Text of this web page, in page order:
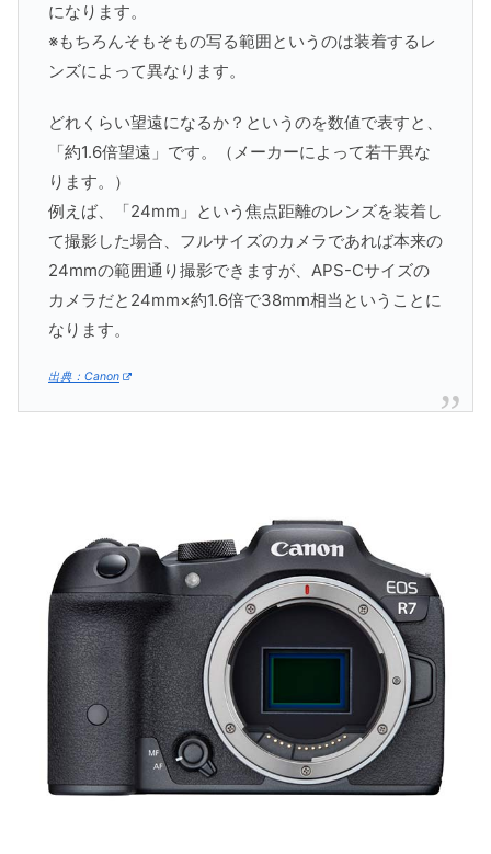
になります。
※もちろんそもそもの写る範囲というのは装着するレ
ンズによって異なります。
どれくらい望遠になるか？というのを数値で表すと、
「約1.6倍望遠」です。（メーカーによって若干異な
ります。）
例えば、「24mm」という焦点距離のレンズを装着し
て撮影した場合、フルサイズのカメラであれば本来の
24mmの範囲通り撮影できますが、APS-Cサイズの
カメラだと24mm×約1.6倍で38mm相当ということに
なります。
出典：Canon